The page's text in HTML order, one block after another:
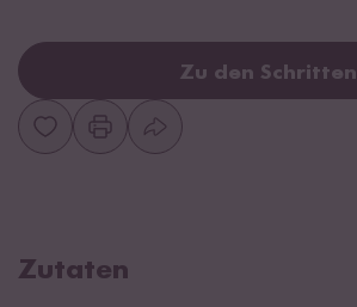
Zu den Schritten
Zutaten